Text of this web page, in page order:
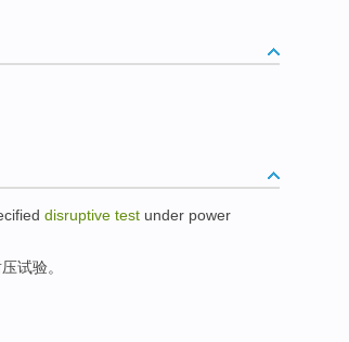
disruptive test under power
试验。